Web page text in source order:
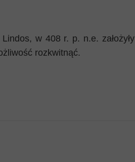
w 408 r. p. n.e. założyły
rozkwitnąć.